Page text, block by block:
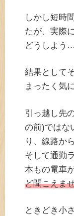
しかし短時
たが、実際
どうしよう
結果として
まったく気
引っ越し先
の前)ではな
り、線路か
そして通勤
本もの電車
ど聞こえま
ときどき小